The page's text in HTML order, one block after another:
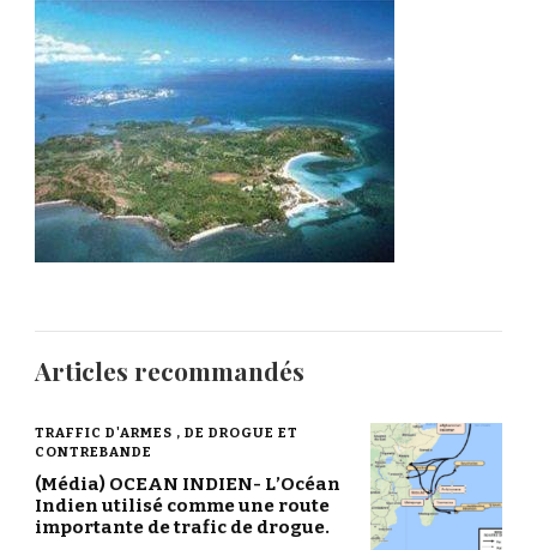
Articles recommandés
TRAFFIC D'ARMES , DE DROGUE ET
CONTREBANDE
(Média) OCEAN INDIEN- L’Océan
Indien utilisé comme une route
importante de trafic de drogue.